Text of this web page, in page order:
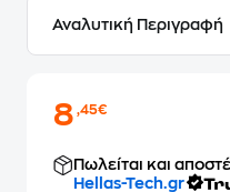
Αναλυτική Περιγραφή
8,45€
Πωλείται και
Hellas-Tech.gr